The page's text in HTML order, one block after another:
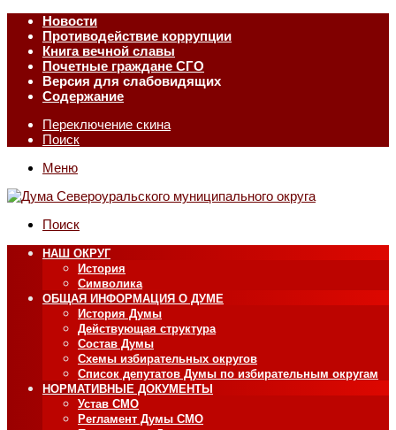
Новости
Противодействие коррупции
Книга вечной славы
Почетные граждане СГО
Версия для слабовидящих
Содержание
Переключение скина
Поиск
Меню
Поиск
НАШ ОКРУГ
История
Символика
ОБЩАЯ ИНФОРМАЦИЯ О ДУМЕ
История Думы
Действующая структура
Состав Думы
Схемы избирательных округов
Список депутатов Думы по избирательным округам
НОРМАТИВНЫЕ ДОКУМЕНТЫ
Устав СМО
Регламент Думы СМО